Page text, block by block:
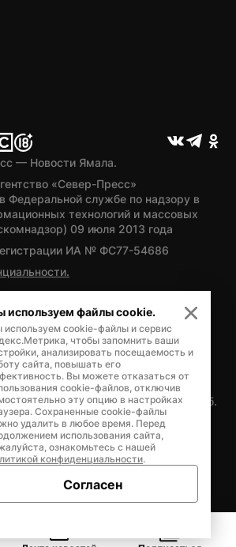
— Новости Ямала.
«Север-Пресс»
Федеральной службе по надзору в
технологий и массовых
09 июля 2013 года
ИА № ФС77-54686
— А.Л. Поздеев
внутренней политики Ямало-
округа
мкр. Богдана Кнунянца, д.1, каб.
media.ru
8 (34922) 42728
используем файлы cookie.
cookie-файлы и сервис
чтобы запомнить ваши
анализировать посещаемость и
сайта, повышать его
Вы можете отказаться от
cookie-файлов, отключив
эту опцию в настройках
Сохраненные cookie-файлы
удалить в любое время. Перед
использования сайта,
ознакомьтесь с нашей
конфиденциальности.
Согласен